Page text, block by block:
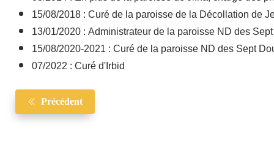
15/08/2018 : Curé de la paroisse de la Décollation de
13/01/2020 : Administrateur de la paroisse ND des
15/08/2020-2021 : Curé de la paroisse ND des Sept
07/2022 : Curé d'Irbid
Précédent